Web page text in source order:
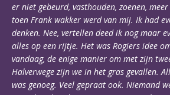
er niet gebeurd, vasthouden, zoenen,
toen Frank wakker werd van mij. Ik had
denken. Nee, vertellen deed ik nog maar
alles op een rijtje. Het was Rogiers idee
vandaag, de enige manier om met zijn
Halverwege zijn we in het gras gevallen.
was genoeg. Veel gepraat ook. Niemand